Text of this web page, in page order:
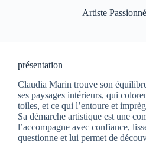
Artiste
présentation
Claudia Marin trouve son
ses paysages intérieurs, qui
toiles, et ce qui l’entoure et
Sa démarche artistique est une
l’accompagne avec confiance,
questionne et lui permet de